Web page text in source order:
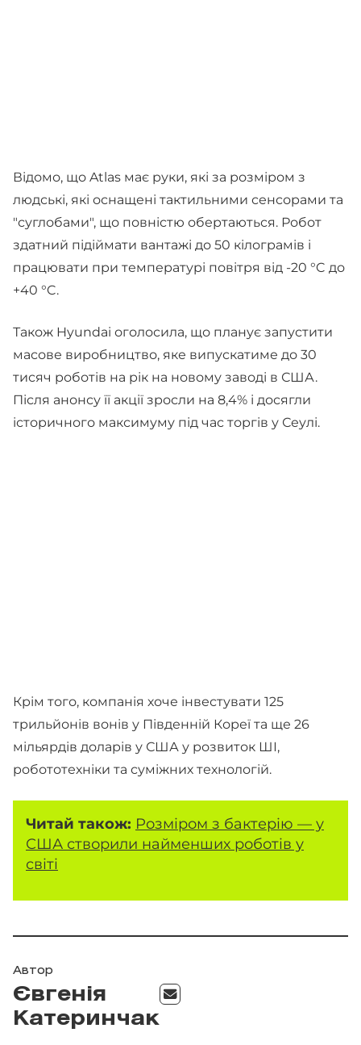
Відомо, що Atlas має руки, які за розміром з
людські, які оснащені тактильними сенсорами та
"суглобами", що повністю обертаються. Робот
здатний підіймати вантажі до 50 кілограмів і
працювати при температурі повітря від -20 °C до
+40 °C.
Також Hyundai оголосила, що планує запустити
масове виробництво, яке випускатиме до 30
тисяч роботів на рік на новому заводі в США.
Після анонсу її акції зросли на 8,4% і досягли
історичного максимуму під час торгів у Сеулі.
Крім того, компанія хоче інвестувати 125
трильйонів вонів у Південній Кореї та ще 26
мільярдів доларів у США у розвиток ШІ,
робототехніки та суміжних технологій.
Читай також: Розміром з бактерію — у
США створили найменших роботів у
світі
Автор
Євгенія
Катеринчак